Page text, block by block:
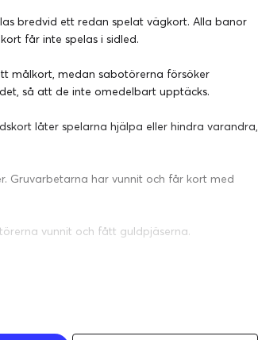
bredvid ett redan spelat vägkort. Alla banor
får inte spelas i sidled.
målkort, medan sabotörerna försöker
så att de inte omedelbart upptäcks.
låter spelarna hjälpa eller hindra varandra,
Gruvarbetarna har vunnit och får kort med
vunnit och fått guldpjäserna.